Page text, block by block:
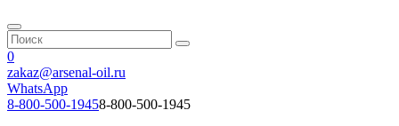
0
zakaz@arsenal-oil.ru
WhatsApp
8-800-500-19458-800-500-1945